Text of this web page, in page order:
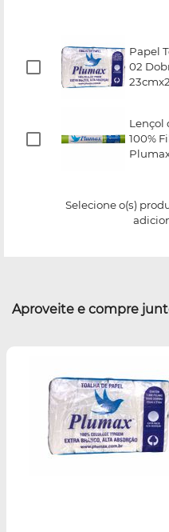
Papel
02
Lençol
100%
Selecione o(s)
Aproveite e compre